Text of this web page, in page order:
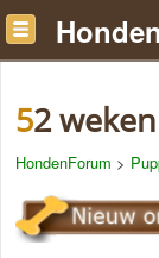
52
HondenForum >